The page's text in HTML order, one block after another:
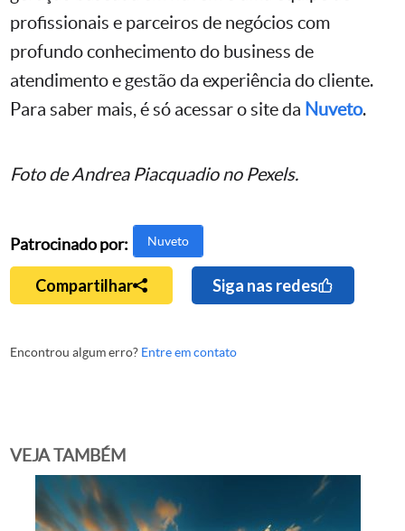
profissionais e parceiros de negócios com
profundo conhecimento do business de
atendimento e gestão da experiência do cliente.
Para saber mais, é só acessar o site da Nuveto.
Foto de Andrea Piacquadio no Pexels.
Patrocinado por: Nuveto
Compartilhar Siga nas redes
Encontrou algum erro? Entre em contato
VEJA TAMBÉM